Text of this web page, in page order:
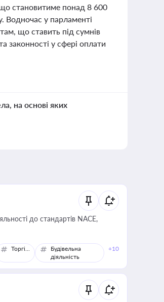
що становитиме понад 8 600
Водночас у парламенті
що ставить під сумнів
законності у сфері оплати
на основі яких
до стандартів NACE,
Торгівля
Будівельна
діяльність
+10